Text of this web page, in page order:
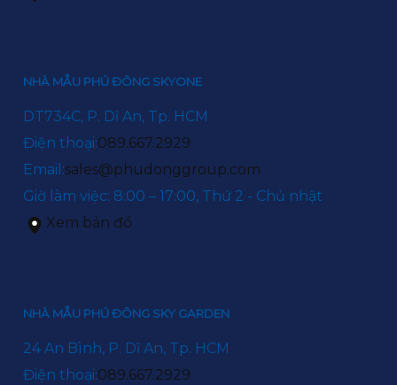
NHÀ MẪU PHÚ ĐÔNG SKYONE
DT734C, P. Dĩ An, Tp. HCM
Điện thoại:089.667.2929
Email:sales@phudonggroup.com
Giờ làm việc: 8:00 – 17:00, Thứ 2 - Chủ nhật
Xem bản đồ
NHÀ MẪU PHÚ ĐÔNG SKY GARDEN
24 An Bình, P. Dĩ An, Tp. HCM
Điện thoại:089.667.2929